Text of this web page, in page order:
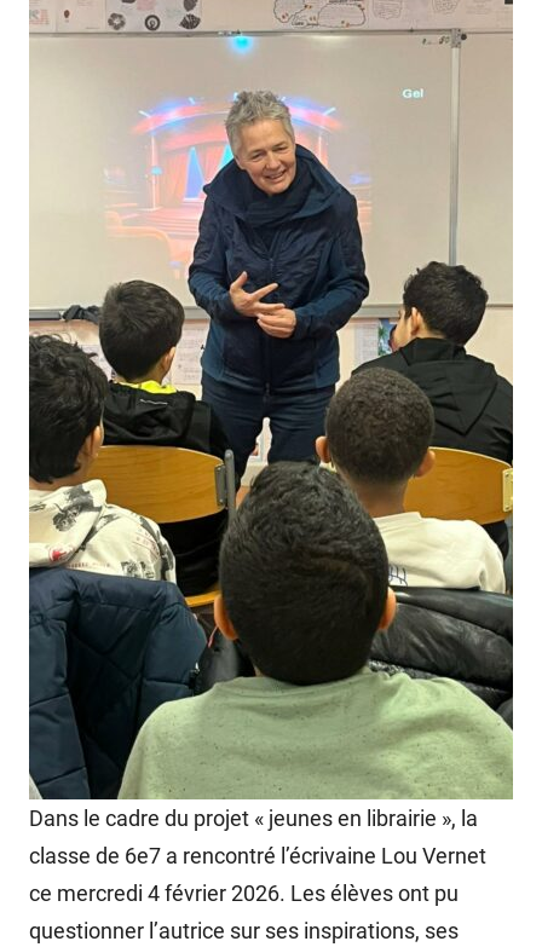
Dans le cadre du projet « jeunes en librairie », la
classe de 6e7 a rencontré l’écrivaine Lou Vernet
ce mercredi 4 février 2026. Les élèves ont pu
questionner l’autrice sur ses inspirations, ses